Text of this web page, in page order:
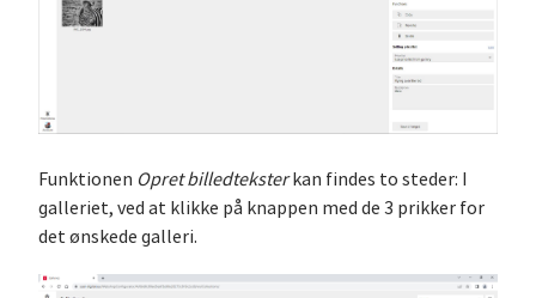
Funktionen Opret billedteksterkan findes to steder: I
galleriet, ved at klikke på knappen med de 3 prikker for
det ønskede galleri.